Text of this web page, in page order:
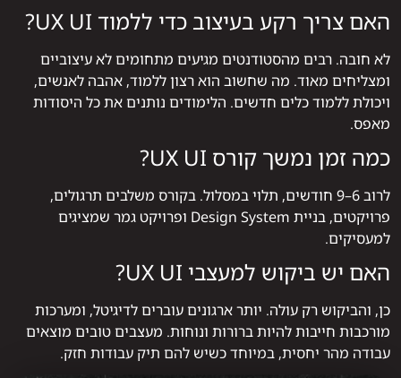
האם צריך רקע בעיצוב כדי ללמוד UX UI?
לא חובה. רבים מהסטודנטים מגיעים מתחומים לא עיצוביים
ומצליחים מאוד. מה שחשוב הוא רצון ללמוד, אהבה לאנשים,
ויכולת ללמוד כלים חדשים. הלימודים נותנים את כל היסודות
מאפס.
כמה זמן נמשך קורס UX UI?
לרוב 6–9 חודשים, תלוי במסלול. בקורס משלבים תרגולים,
פרויקטים, בניית Design System ופרויקט גמר שמציגים
למעסיקים.
האם יש ביקוש למעצבי UX UI?
כן, והביקוש רק עולה. יותר ארגונים עוברים לדיגיטל, ומערכות
מורכבות חייבות להיות ברורות ונוחות. מעצבים טובים מוצאים
עבודה מהר יחסית, במיוחד כשיש להם תיק עבודות חזק.